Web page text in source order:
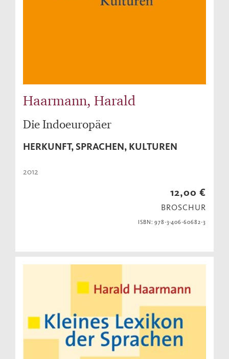
Haarmann, Harald
Die Indoeuropäer
HERKUNFT, SPRACHEN, KULTUREN
2012
12,00 €
BROSCHUR
ISBN: 978-3-406-60682-3